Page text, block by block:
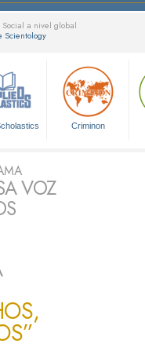
a nivel global
Scientology
Criminon
VOZ